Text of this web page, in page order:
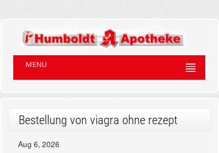
MENU
Bestellung von viagra ohne rezept
Aug 6, 2026